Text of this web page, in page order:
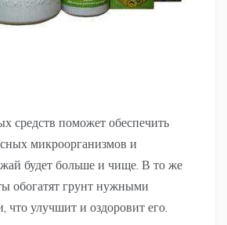
средств поможет обеспечить
микроорганизмов и
будет больше и чище. В то же
обогатят грунт нужными
что улучшит и оздоровит его.